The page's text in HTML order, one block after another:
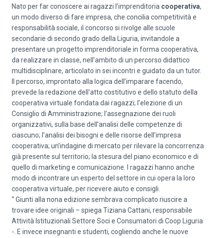
Nato per far conoscere ai ragazzi l’imprenditoria cooperativa,
un modo diverso di fare impresa, che concilia competitività e
responsabilità sociale, il concorso si rivolge alle scuole
secondarie di secondo grado della Liguria, invitandole a
presentare un progetto imprenditoriale in forma cooperativa,
da realizzare in classe, nell’ambito di un percorso didattico
multidisciplinare, articolato in sei incontri e guidato da un tutor.
Il percorso, improntato alla logica dell’imparare facendo,
prevede la redazione dell’atto costitutivo e dello statuto della
cooperativa virtuale fondata dai ragazzi; l’elezione di un
Consiglio di Amministrazione; l’assegnazione dei ruoli
organizzativi, sulla base dell’analisi delle competenze di
ciascuno; l’analisi dei bisogni e delle risorse dell’impresa
cooperativa; un’indagine di mercato per rilevare la concorrenza
già presente sul territorio; la stesura del piano economico e di
quello di marketing e comunicazione. I ragazzi hanno anche
modo di incontrare un esperto del settore in cui opera la loro
cooperativa virtuale, per ricevere aiuto e consigli.
“ Giunti alla nona edizione sembrava complicato riuscire a
trovare idee originali – spiega Tiziana Cattani, responsabile
Attività Istituzionali Settore Soci e Consumatori di Coop Liguria
-. E invece insegnanti e studenti, cogliendo anche le nuove